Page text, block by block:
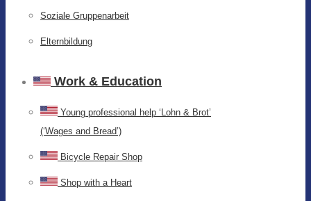
Soziale Gruppenarbeit
Elternbildung
Work & Education
Young professional help ‘Lohn & Brot’
(‘Wages and Bread’)
Bicycle Repair Shop
Shop with a Heart